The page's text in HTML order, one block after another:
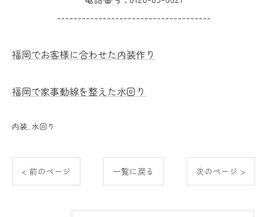
-------------------------------------
福岡でお客様に合わせた内装作り
福岡で家事動線を整えた水回り
内装 水回り
< 前のページ 一覧に戻る 次のページ >